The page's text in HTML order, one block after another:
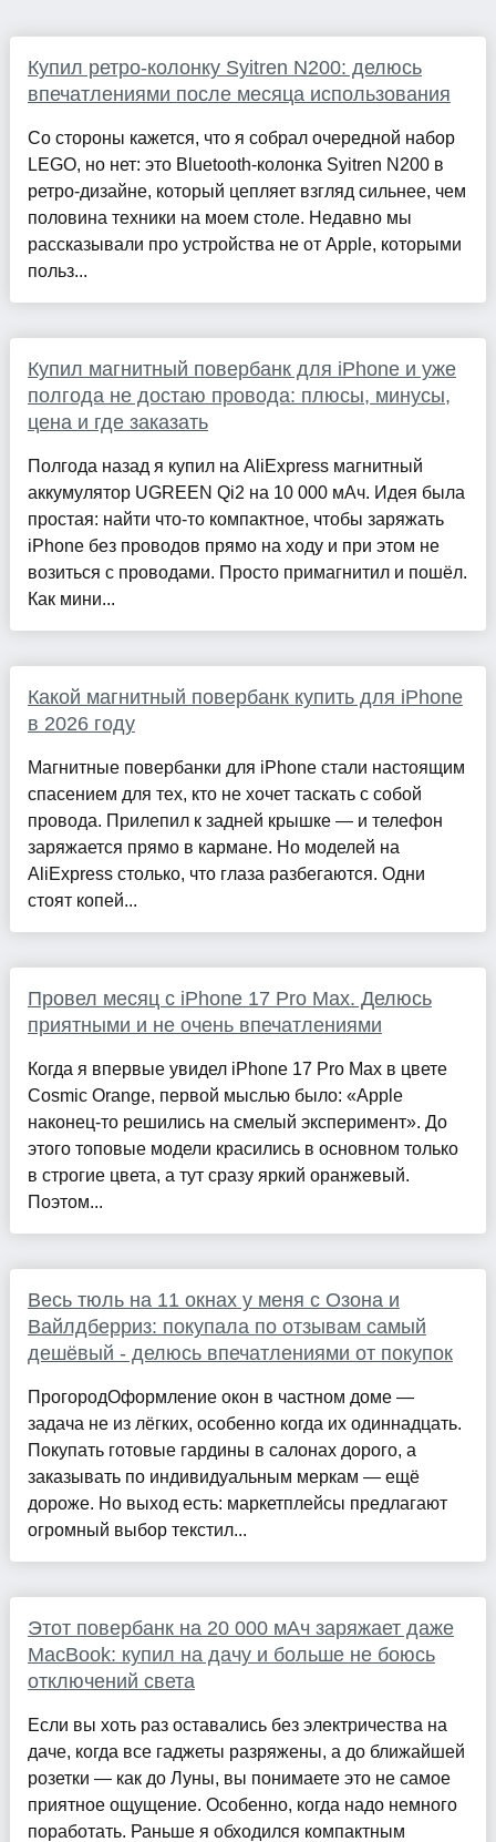
Купил ретро-колонку Syitren N200: делюсь
впечатлениями после месяца использования
Со стороны кажется, что я собрал очередной набор
LEGO, но нет: это Bluetooth-колонка Syitren N200 в
ретро-дизайне, который цепляет взгляд сильнее, чем
половина техники на моем столе. Недавно мы
рассказывали про устройства не от Apple, которыми
польз...
Купил магнитный повербанк для iPhone и уже
полгода не достаю провода: плюсы, минусы,
цена и где заказать
Полгода назад я купил на AliExpress магнитный
аккумулятор UGREEN Qi2 на 10 000 мАч. Идея была
простая: найти что-то компактное, чтобы заряжать
iPhone без проводов прямо на ходу и при этом не
возиться с проводами. Просто примагнитил и пошёл.
Как мини...
Какой магнитный повербанк купить для iPhone
в 2026 году
Магнитные повербанки для iPhone стали настоящим
спасением для тех, кто не хочет таскать с собой
провода. Прилепил к задней крышке — и телефон
заряжается прямо в кармане. Но моделей на
AliExpress столько, что глаза разбегаются. Одни
стоят копей...
Провел месяц с iPhone 17 Pro Max. Делюсь
приятными и не очень впечатлениями
Когда я впервые увидел iPhone 17 Pro Max в цвете
Cosmic Orange, первой мыслью было: «Apple
наконец-то решились на смелый эксперимент». До
этого топовые модели красились в основном только
в строгие цвета, а тут сразу яркий оранжевый.
Поэтом...
Весь тюль на 11 окнах у меня с Озона и
Вайлдберриз: покупала по отзывам самый
дешёвый - делюсь впечатлениями от покупок
ПрогородОформление окон в частном доме —
задача не из лёгких, особенно когда их одиннадцать.
Покупать готовые гардины в салонах дорого, а
заказывать по индивидуальным меркам — ещё
дороже. Но выход есть: маркетплейсы предлагают
огромный выбор текстил...
Этот повербанк на 20 000 мАч заряжает даже
MacBook: купил на дачу и больше не боюсь
отключений света
Если вы хоть раз оставались без электричества на
даче, когда все гаджеты разряжены, а до ближайшей
розетки — как до Луны, вы понимаете это не самое
приятное ощущение. Особенно, когда надо немного
поработать. Раньше я обходился компактным